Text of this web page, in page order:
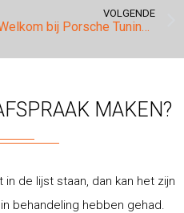
VOLGENDE
Welkom bij Porsche Tuning Centrum in Brabant
MAKEN?
de lijst staan, dan kan het zijn
behandeling hebben gehad.